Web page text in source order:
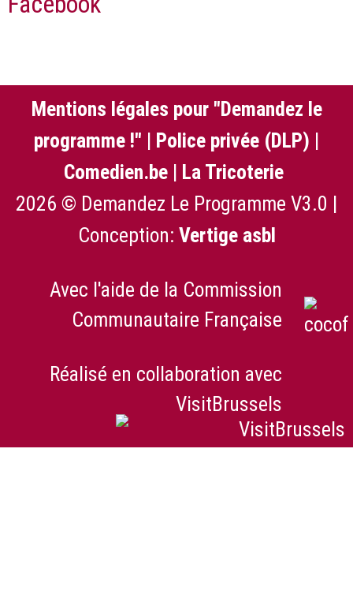
Mentions légales pour "Demandez le
programme !" | Police privée (DLP) |
Comedien.be | La Tricoterie
2026 © Demandez Le Programme V3.0 |
Conception: Vertige asbl
Avec l'aide de la Commission
Communautaire Française
Réalisé en collaboration avec
VisitBrussels